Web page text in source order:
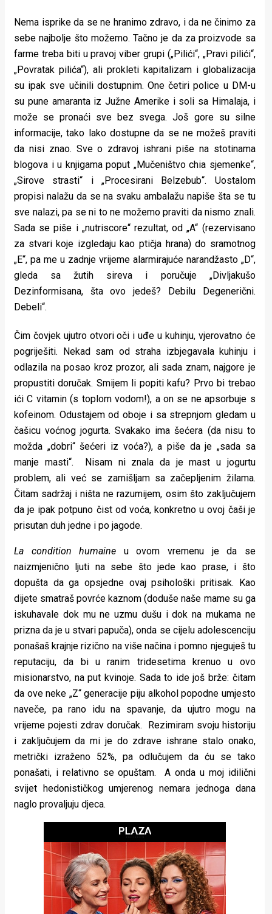
Život
pokretu
Ideje
koje
rade
Urban
Places
Aktivizam
Aktuelnosti
Promo
About
Urban
Magazin
Nema isprike da se ne hranimo zdravo, i da ne činimo za
sebe najbolje što možemo. Tačno je da za proizvode sa
farme treba biti u pravoj viber grupi („Pilići“, „Pravi pilići“,
„Povratak pilića“), ali prokleti kapitalizam i globalizacija
su ipak sve učinili dostupnim. One četiri police u DM-u
su pune amaranta iz Južne Amerike i soli sa Himalaja, i
može se pronaći sve bez svega. Još gore su silne
informacije, tako lako dostupne da se ne možeš praviti
da nisi znao. Sve o zdravoj ishrani piše na stotinama
blogova i u knjigama poput „Mučeništvo chia sjemenke“,
„Sirove strasti“ i „Procesirani Belzebub“. Uostalom
propisi nalažu da se na svaku ambalažu napiše šta se tu
sve nalazi, pa se ni to ne možemo praviti da nismo znali.
Sada se piše i „nutriscore“ rezultat, od „A“ (rezervisano
za stvari koje izgledaju kao ptičja hrana) do sramotnog
„E“, pa me u zadnje vrijeme alarmirajuće narandžasto „D“,
gleda sa žutih sireva i poručuje „Divljakušo
Dezinformisana, šta ovo jedeš? Debilu Degenerični.
Debeli“.
Čim čovjek ujutro otvori oči i uđe u kuhinju, vjerovatno će
pogriješiti. Nekad sam od straha izbjegavala kuhinju i
odlazila na posao kroz prozor, ali sada znam, najgore je
propustiti doručak. Smijem li popiti kafu? Prvo bi trebao
ići C vitamin (s toplom vodom!), a on se ne apsorbuje s
kofeinom. Odustajem od oboje i sa strepnjom gledam u
čašicu voćnog jogurta. Svakako ima šećera (da nisu to
možda „dobri“ šećeri iz voća?), a piše da je „sada sa
manje masti“. Nisam ni znala da je mast u jogurtu
problem, ali već se zamišljam sa začepljenim žilama.
Čitam sadržaj i ništa ne razumijem, osim što zaključujem
da je ipak potpuno čist od voća, konkretno u ovoj čaši je
prisutan duh jedne i po jagode.
La condition humaine u ovom vremenu je da se
naizmjenično ljuti na sebe što jede kao prase, i što
dopušta da ga opsjedne ovaj psihološki pritisak. Kao
dijete smatraš povrće kaznom (doduše naše mame su ga
iskuhavale dok mu ne uzmu dušu i dok na mukama ne
prizna da je u stvari papuča), onda se cijelu adolescenciju
ponašaš krajnje rizično na više načina i pomno njeguješ tu
reputaciju, da bi u ranim tridesetima krenuo u ovo
misionarstvo, na put kvinoje. Sada to ide još brže: čitam
da ove neke „Z“ generacije piju alkohol popodne umjesto
naveče, pa rano idu na spavanje, da ujutro mogu na
vrijeme pojesti zdrav doručak. Rezimiram svoju historiju
i zaključujem da mi je do zdrave ishrane stalo onako,
metrički izraženo 52%, pa odlučujem da ću se tako
ponašati, i relativno se opuštam. A onda u moj idilični
svijet hedonističkog umjerenog nemara jednoga dana
naglo provaljuju djeca.